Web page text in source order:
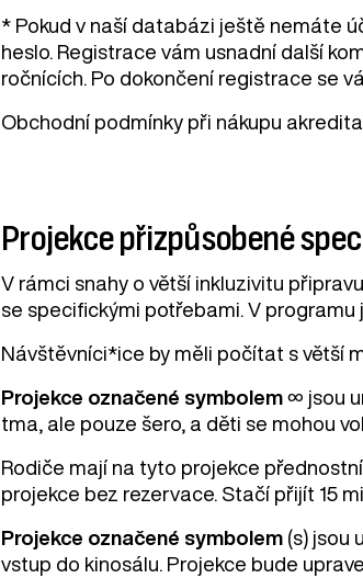
* Pokud v naší databázi ještě nemáte
heslo. Registrace vám usnadní další
ročnících. Po dokončení registrace se
Obchodní podmínky při nákupu
Projekce přizpůsobené
V rámci snahy o větší inkluzivitu
se specifickými potřebami. V programu
Návštěvníci*ice by měli počítat s větší
Projekce označené symbolem ∞ jsou
tma, ale pouze šero, a děti se mohou
Rodiče mají na tyto projekce
projekce bez rezervace. Stačí přijít 15
Projekce označené symbolem (s) jsou
vstup do kinosálu. Projekce bude